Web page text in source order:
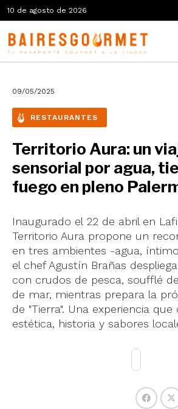
10 de agosto de 2026
09/05/2025
RESTAURANTES
Territorio Aura: un
sensorial por agua,
fuego en pleno
Inaugurado el 22 de abril en
Territorio Aura propone un
en tres ambientes -agua,
el chef Agustín Brañas
con crudos de pesca, soufflé
de mar, mientras prepara la
de "Tierra". Una experiencia que
estética, historia y sabores